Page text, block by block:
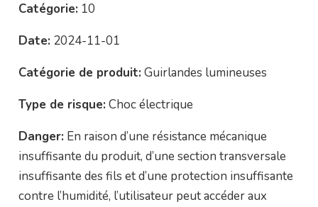
Catégorie: 10
Date: 2024-11-01
Catégorie de produit: Guirlandes lumineuses
Type de risque: Choc électrique
Danger: En raison d’une résistance mécanique
insuffisante du produit, d’une section transversale
insuffisante des fils et d’une protection insuffisante
contre l’humidité, l’utilisateur peut accéder aux